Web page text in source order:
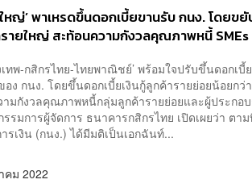
หญ่’ พาเหรดขึ้นดอกเบี้ยขานรับ กนง. โดยข
ายใหญ่ สะท้อนความกังวลคุณภาพหนี้ SMEs
เทพ-กสิกรไทย-ไทยพาณิชย์’ พร้อมใจปรับขึ้นดอกเบี้
กนง. โดยขึ้นดอกเบี้ยเงินกู้ลูกค้ารายย่อยน้อยกว่
ามกังวลคุณภาพหนี้กลุ่มลูกค้ารายย่อยและผู้ประก
รรมการผู้จัดการ ธนาคารกสิกรไทย เปิดเผยว่า ตา
รเงิน (กนง.) ได้มีมติเป็นเอกฉันท์...
คม 2022